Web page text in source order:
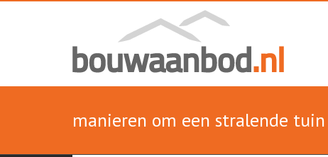
over
Bouw
manieren om een stralende